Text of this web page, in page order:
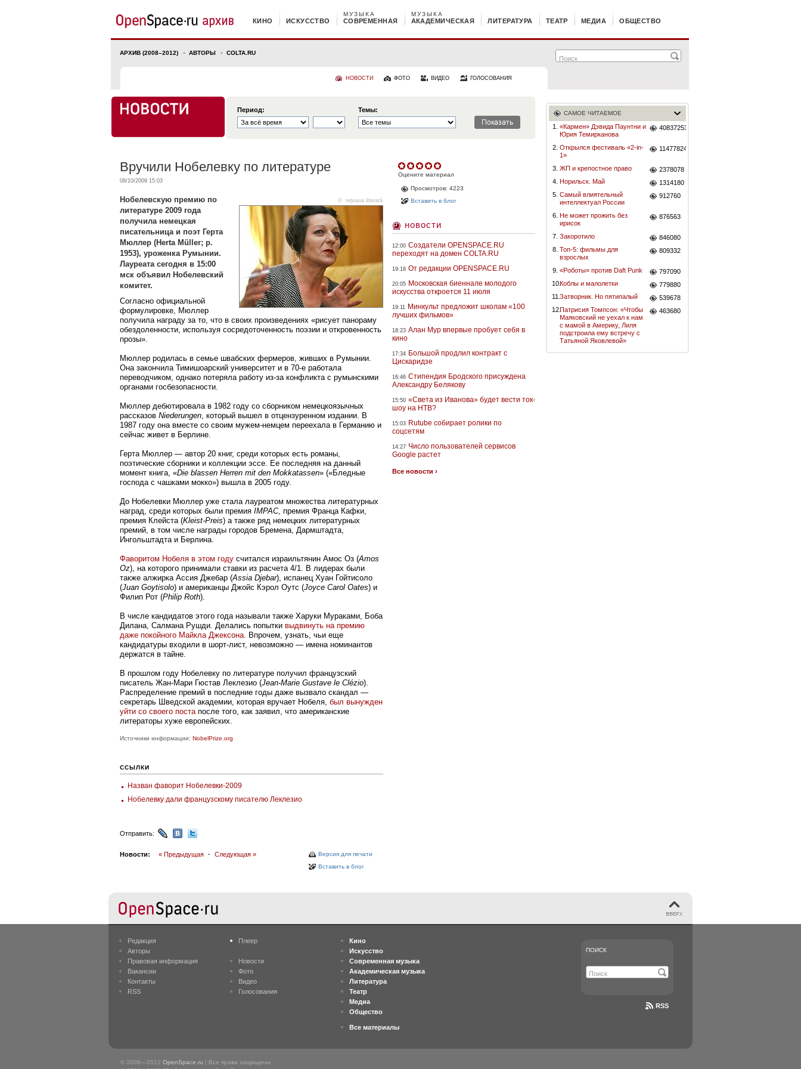
КИНО ИСКУССТВО СОВРЕМЕННАЯ
МУЗЫКА
АКАДЕМИЧЕСКАЯ
МУЗЫКА
ЛИТЕРАТУРА ТЕАТР МЕДИА ОБЩЕСТВО
АРХИВ (2008–2012) АВТОРЫ COLTA.RU
НОВОСТИ ФОТО ВИДЕО ГОЛОСОВАНИЯ
Период: Темы:
Вручили Нобелевку по литературе
08/10/2009 15:03
© reţeaua literară
Нобелевскую премию по
литературе 2009 года
получила немецкая
писательница и поэт Герта
Мюллер (Herta Müller; р.
1953), уроженка Румынии.
Лауреата сегодня в 15:00
мск объявил Нобелевский
комитет.
Согласно официальной
формулировке, Мюллер
получила награду за то, что в своих произведениях «рисует панораму
обездоленности, используя сосредоточенность поэзии и откровенность
прозы».
Мюллер родилась в семье швабских фермеров, живших в Румынии.
Она закончила Тимишоарский университет и в 70-е работала
переводчиком, однако потеряла работу из-за конфликта с румынскими
органами госбезопасности.
Мюллер дебютировала в 1982 году со сборником немецкоязычных
рассказов Niederungen, который вышел в отцензуренном издании. В
1987 году она вместе со своим мужем-немцем переехала в Германию и
сейчас живет в Берлине.
Герта Мюллер — автор 20 книг, среди которых есть романы,
поэтические сборники и коллекции эссе. Ее последняя на данный
момент книга, «Die blassen Herren mit den Mokkatassen» («Бледные
господа с чашками мокко») вышла в 2005 году.
До Нобелевки Мюллер уже стала лауреатом множества литературных
наград, среди которых были премия IMPAC, премия Франца Кафки,
премия Клейста (Kleist-Preis) а также ряд немецких литературных
премий, в том числе награды городов Бремена, Дармштадта,
Ингольштадта и Берлина.
Фаворитом Нобеля в этом году считался израильтянин Амос Оз (Amos
Oz), на которого принимали ставки из расчета 4/1. В лидерах были
также алжирка Ассия Джебар (Assia Djebar), испанец Хуан Гойтисоло
(Juan Goytisolo) и американцы Джойс Кэрол Оутс (Joyce Carol Oates) и
Филип Рот (Philip Roth).
В числе кандидатов этого года называли также Харуки Мураками, Боба
Дилана, Салмана Рушди. Делались попытки выдвинуть на премию
даже покойного Майкла Джексона. Впрочем, узнать, чьи еще
кандидатуры входили в шорт-лист, невозможно — имена номинантов
держатся в тайне.
В прошлом году Нобелевку по литературе получил французский
писатель Жан-Мари Гюстав Леклезио (Jean-Marie Gustave le Clézio).
Распределение премий в последние годы даже вызвало скандал —
секретарь Шведской академии, которая вручает Нобеля, был вынужден
уйти со своего постапосле того, как заявил, что американские
литераторы хуже европейских.
Источники информации: NobelPrize.org
ССЫЛКИ
Назван фаворит Нобелевки-2009
Нобелевку дали французскому писателю Леклезио
Отправить:
Версия для печати
Вставить в блог
Новости: « Предыдущая · Следующая »
Оцените материал
Просмотров: 4223
Вставить в блог
новости
12:00 Создатели OPENSPACE.RU
переходят на домен COLTA.RU
19:18 От редакции OPENSPACE.RU
20:05 Московская биеннале молодого
искусства откроется 11 июля
19:11 Минкульт предложит школам «100
лучших фильмов»
18:23 Алан Мур впервые пробует себя в
кино
17:34 Большой продлил контракт с
Цискаридзе
16:46 Стипендия Бродского присуждена
Александру Белякову
15:50 «Света из Иванова» будет вести ток-
шоу на НТВ?
15:03 Rutube собирает ролики по
соцсетям
14:27 Число пользователей сервисов
Google растет
Все новости ›
САМОЕ ЧИТАЕМОЕ
1.
«Кармен» Дэвида Паунтни и
Юрия Темирканова
40837253
2. Открылся фестиваль «2-in-
1»
11477824
3. ЖП и крепостное право
2378078
4. Норильск. Май
1314180
5. Самый влиятельный
интеллектуал России
912760
6. Не может прожить без
ирисок
876563
7. Закоротило
846080
8. Топ-5: фильмы для
взрослых
809332
9. «Роботы» против Daft Punk
797090
10.Коблы и малолетки
779880
11.Затворник. Но пятипалый
539678
12.Патрисия Томпсон: «Чтобы
Маяковский не уехал к нам
с мамой в Америку, Лиля
подстроила ему встречу с
Татьяной Яковлевой»
463680
Редакция
Авторы
Правовая информация
Вакансии
Контакты
RSS
Плеер
Новости
Фото
Видео
Голосования
Кино
Искусство
Современная музыка
Академическая музыка
Литература
Театр
Медиа
Общество
Все материалы
ПОИСК
RSS
© 2008—2012 OpenSpace.ru | Все права защищены